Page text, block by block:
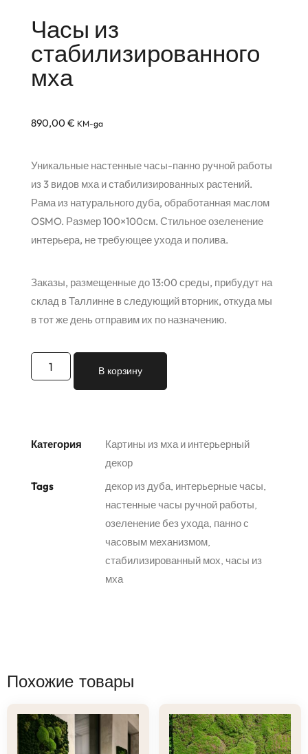
Часы из
стабилизированного
мха
890,00€ KM-ga
Уникальные настенные часы-панно ручной работы
из 3 видов мха и стабилизированных растений.
Рама из натурального дуба, обработанная маслом
OSMO. Размер 100×100см. Стильное озеленение
интерьера, не требующее ухода и полива.
Заказы, размещенные до 13:00 среды, прибудут на
склад в Таллинне в следующий вторник, откуда мы
в тот же день отправим их по назначению.
В корзину
Категория
Картины из мха и интерьерный
декор
Tags
декор из дуба, интерьерные часы,
настенные часы ручной работы,
озеленение без ухода, панно с
часовым механизмом,
стабилизированный мох, часы из
мха
Похожие товары